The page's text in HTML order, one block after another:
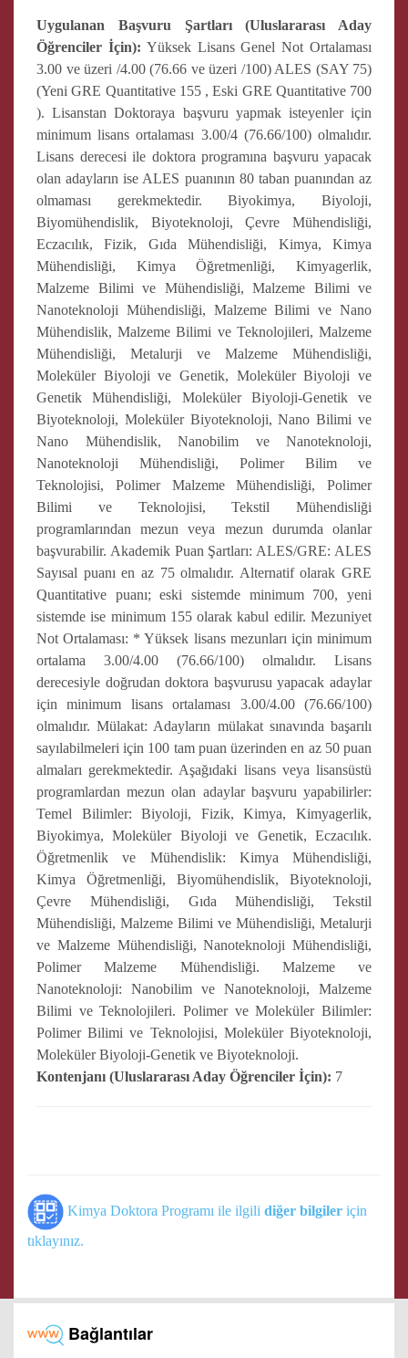
Uygulanan Başvuru Şartları (Uluslararası Aday
Öğrenciler İçin): Yüksek Lisans Genel Not Ortalaması
3.00 ve üzeri /4.00 (76.66 ve üzeri /100) ALES (SAY 75)
(Yeni GRE Quantitative 155 , Eski GRE Quantitative 700
). Lisanstan Doktoraya başvuru yapmak isteyenler için
minimum lisans ortalaması 3.00/4 (76.66/100) olmalıdır.
Lisans derecesi ile doktora programına başvuru yapacak
olan adayların ise ALES puanının 80 taban puanından az
olmaması gerekmektedir. Biyokimya, Biyoloji,
Biyomühendislik, Biyoteknoloji, Çevre Mühendisliği,
Eczacılık, Fizik, Gıda Mühendisliği, Kimya, Kimya
Mühendisliği, Kimya Öğretmenliği, Kimyagerlik,
Malzeme Bilimi ve Mühendisliği, Malzeme Bilimi ve
Nanoteknoloji Mühendisliği, Malzeme Bilimi ve Nano
Mühendislik, Malzeme Bilimi ve Teknolojileri, Malzeme
Mühendisliği, Metalurji ve Malzeme Mühendisliği,
Moleküler Biyoloji ve Genetik, Moleküler Biyoloji ve
Genetik Mühendisliği, Moleküler Biyoloji-Genetik ve
Biyoteknoloji, Moleküler Biyoteknoloji, Nano Bilimi ve
Nano Mühendislik, Nanobilim ve Nanoteknoloji,
Nanoteknoloji Mühendisliği, Polimer Bilim ve
Teknolojisi, Polimer Malzeme Mühendisliği, Polimer
Bilimi ve Teknolojisi, Tekstil Mühendisliği
programlarından mezun veya mezun durumda olanlar
başvurabilir. Akademik Puan Şartları: ALES/GRE: ALES
Sayısal puanı en az 75 olmalıdır. Alternatif olarak GRE
Quantitative puanı; eski sistemde minimum 700, yeni
sistemde ise minimum 155 olarak kabul edilir. Mezuniyet
Not Ortalaması: * Yüksek lisans mezunları için minimum
ortalama 3.00/4.00 (76.66/100) olmalıdır. Lisans
derecesiyle doğrudan doktora başvurusu yapacak adaylar
için minimum lisans ortalaması 3.00/4.00 (76.66/100)
olmalıdır. Mülakat: Adayların mülakat sınavında başarılı
sayılabilmeleri için 100 tam puan üzerinden en az 50 puan
almaları gerekmektedir. Aşağıdaki lisans veya lisansüstü
programlardan mezun olan adaylar başvuru yapabilirler:
Temel Bilimler: Biyoloji, Fizik, Kimya, Kimyagerlik,
Biyokimya, Moleküler Biyoloji ve Genetik, Eczacılık.
Öğretmenlik ve Mühendislik: Kimya Mühendisliği,
Kimya Öğretmenliği, Biyomühendislik, Biyoteknoloji,
Çevre Mühendisliği, Gıda Mühendisliği, Tekstil
Mühendisliği, Malzeme Bilimi ve Mühendisliği, Metalurji
ve Malzeme Mühendisliği, Nanoteknoloji Mühendisliği,
Polimer Malzeme Mühendisliği. Malzeme ve
Nanoteknoloji: Nanobilim ve Nanoteknoloji, Malzeme
Bilimi ve Teknolojileri. Polimer ve Moleküler Bilimler:
Polimer Bilimi ve Teknolojisi, Moleküler Biyoteknoloji,
Moleküler Biyoloji-Genetik ve Biyoteknoloji.
Kontenjanı (Uluslararası Aday Öğrenciler İçin): 7
Kimya Doktora Programı ile ilgili diğer bilgiler için
tıklayınız.
Bağlantılar